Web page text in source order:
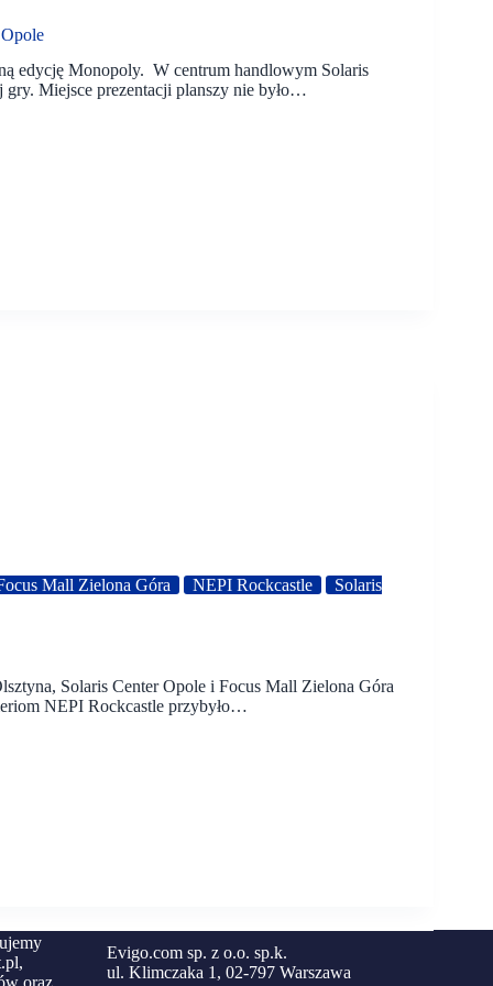
edycję Monopoly. W centrum handlowym Solaris
gry. Miejsce prezentacji planszy nie było…
Mall Zielona Góra NEPI Rockcastle
Solaris
Solaris Center Opole i Focus Mall Zielona Góra
NEPI Rockcastle przybyło…
oraz
Evigo.com sp. z o.o. sp.k.
ul. Klimczaka 1, 02-797 Warszawa